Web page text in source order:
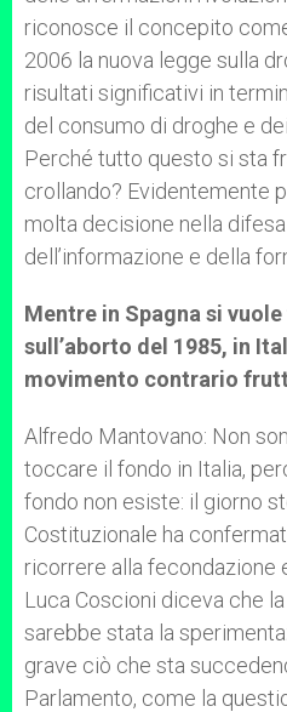
riconosce il concepito
2006 la nuova legge sulla
risultati significativi in
del consumo di droghe e
Perché tutto questo si sta
crollando? Evidentemente
molta decisione nella
dell’informazione e della
Mentre in Spagna si
sull’aborto del 1985, in
movimento contrario
Alfredo Mantovano: Non
toccare il fondo in Italia,
fondo non esiste: il giorno
Costituzionale ha
ricorrere alla fecondazione
Luca Coscioni diceva che
sarebbe stata la
grave ciò che sta
Parlamento, come la